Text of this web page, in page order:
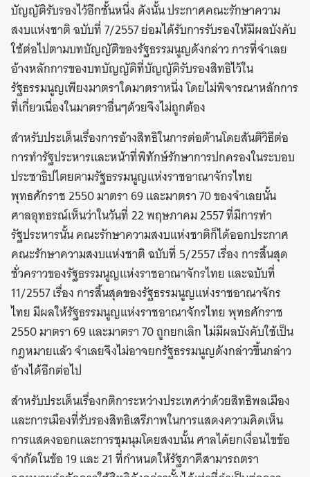
บัญญัติรับรองไว้อีกชั้นหนึ่ง ดังนั้น ประกาศคณะรักษาความ
สงบแห่งชาติ ฉบับที่ 7/2557 ย่อมได้รับการรับรองให้มีผลบังคับ
ใช้ต่อไปตามบทบัญญัติของรัฐธรรมนูญดังกล่าว การที่จำเลย
อ้างหลักการของบทบัญญัติที่บัญญัติรับรองสิทธิไว้ใน
รัฐธรรมนูญเพียงมาตราใดมาตราหนึ่ง โดยไม่พิจารณาหลักการ
ที่เกี่ยวเนื่องในมาตราอื่นๆด้วยจึงไม่ถูกต้อง
สำหรับประเด็นเรื่องการอ้างสิทธิในการต่อต้านโดยสันติวิธีต่อ
การทำรัฐประหารและหน้าที่พิทักษ์รักษาการปกครองในระบอบ
ประชาธิปไตยตามรัฐธรรมนูญแห่งราชอาณาจักรไทย
พุทธศักราช 2550 มาตรา 69 และมาตรา 70 ของจำเลยนั้น
ศาลอุทธรณ์เห็นว่าในวันที่ 22 พฤษภาคม 2557 ที่มีการทำ
รัฐประหารนั้น คณะรักษาความสงบแห่งชาติก็ได้ออกประกาศ
คณะรักษาความสงบแห่งชาติ ฉบับที่ 5/2557 เรื่อง การสิ้นสุด
ชั่วคราวของรัฐธรรมนูญแห่งราชอาณาจักรไทย และฉบับที่
11/2557 เรื่อง การสิ้นสุดของรัฐธรรมนูญแห่งราชอาณาจักร
ไทย มีผลให้รัฐธรรมนูญแห่งราชอาณาจักรไทย พุทธศักราช
2550 มาตรา 69 และมาตรา 70 ถูกยกเลิก ไม่มีผลบังคับใช้เป็น
กฎหมายแล้ว จำเลยจึงไม่อาจยกรัฐธรรมนูญดังกล่าวขึ้นกล่าว
อ้างได้อีกต่อไป
สำหรับประเด็นเรื่องกติการะหว่างประเทศว่าด้วยสิทธิพลเมือง
และการเมืองที่รับรองสิทธิเสรีภาพในการแสดงความคิดเห็น
การแสดงออกและการชุมนุมโดยสงบนั้น ศาลได้ยกเงื่อนไขข้อ
จำกัดในข้อ 19 และ 21 ที่กำหนดให้รัฐภาคีสามารถตรา